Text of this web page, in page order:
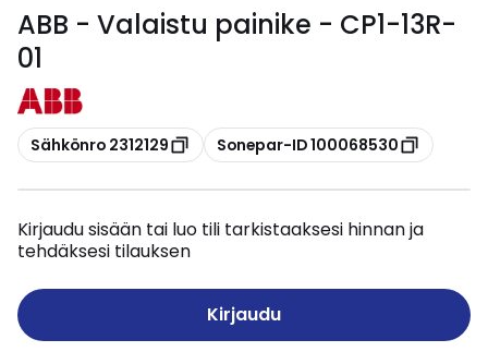
ABB - Valaistu painike - CP1-13R-
01
Kopioi
Sähkönro 2312129 Kopioi
Sonepar-ID 100068530
Kirjaudu sisään tai luo tili tarkistaaksesi hinnan ja
tehdäksesi tilauksen
Kirjaudu